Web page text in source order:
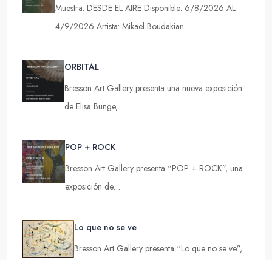
Muestra: DESDE EL AIRE Disponible: 6/8/2026 AL
4/9/2026 Artista: Mikael Boudakian…
ORBITAL
Bresson Art Gallery presenta una nueva exposición
de Elisa Bunge,…
POP + ROCK
Bresson Art Gallery presenta “POP + ROCK”, una
exposición de…
Lo que no se ve
Bresson Art Gallery presenta “Lo que no se ve”,